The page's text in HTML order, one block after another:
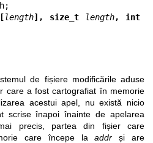
length], size_t length
de fișiere modificările aduse
care a fost cartografiat în memorie
acestui apel, nu există nicio
scrise înapoi înainte de apelarea
precis, partea din fișier care
care începe laaddr și are